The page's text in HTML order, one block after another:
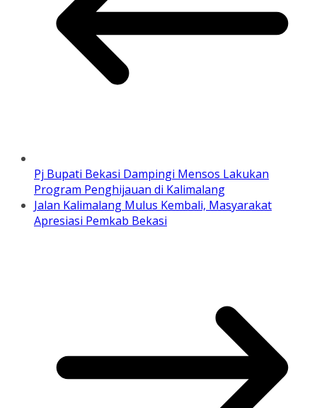
Pj Bupati Bekasi Dampingi Mensos Lakukan
Program Penghijauan di Kalimalang
Jalan Kalimalang Mulus Kembali, Masyarakat
Apresiasi Pemkab Bekasi